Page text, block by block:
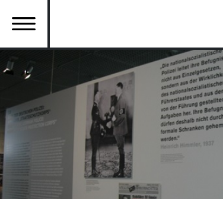
atla
Ana
gezinti
menüsü